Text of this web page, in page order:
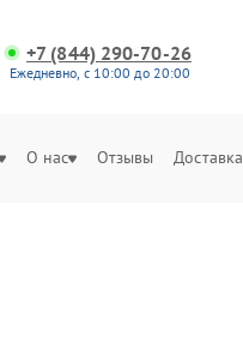
+7 (844) 290-70-26
Ежедневно, с 10:00 до 20:00
О нас Отзывы Доставка